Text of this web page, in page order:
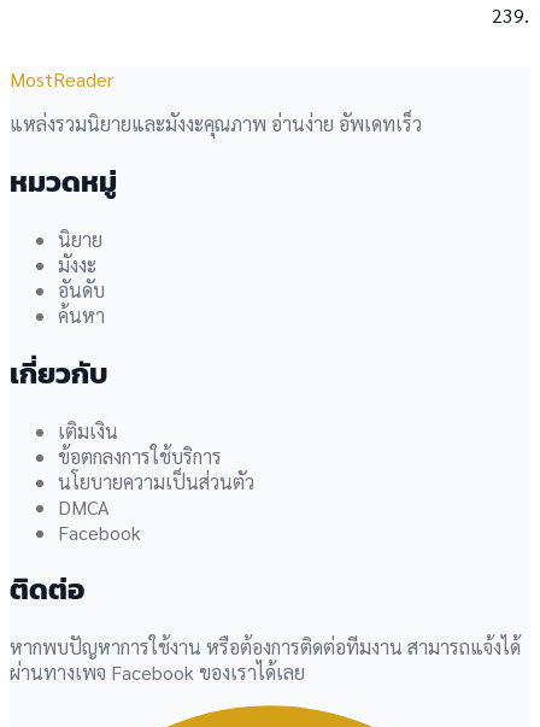
MostReader
แหล่งรวมนิยายและมังงะคุณภาพ อ่านง่าย อัพเดทเร็ว
หมวดหมู่
นิยาย
มังงะ
อันดับ
ค้นหา
เกี่ยวกับ
เติมเงิน
ข้อตกลงการใช้บริการ
นโยบายความเป็นส่วนตัว
DMCA
Facebook
ติดต่อ
หากพบปัญหาการใช้งาน หรือต้องการติดต่อทีมงาน สามารถแจ้งได้
ผ่านทางเพจ Facebook ของเราได้เลย